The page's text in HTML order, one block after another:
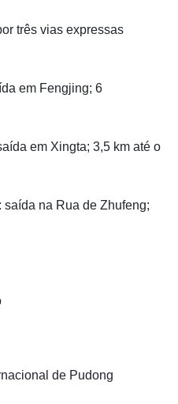
três vias expressas
em Fengjing; 6
em Xingta; 3,5 km até o
na Rua de Zhufeng;
de Pudong